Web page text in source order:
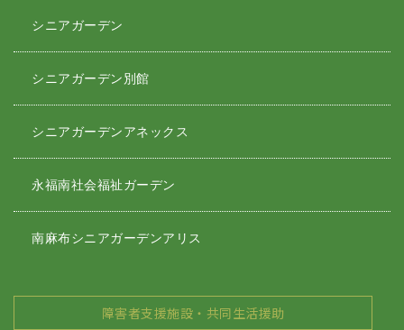
シニアガーデン
シニアガーデン別館
シニアガーデンアネックス
永福南社会福祉ガーデン
南麻布シニアガーデンアリス
障害者支援施設・共同生活援助